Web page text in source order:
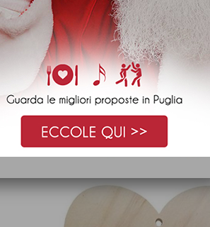
iricevimenti